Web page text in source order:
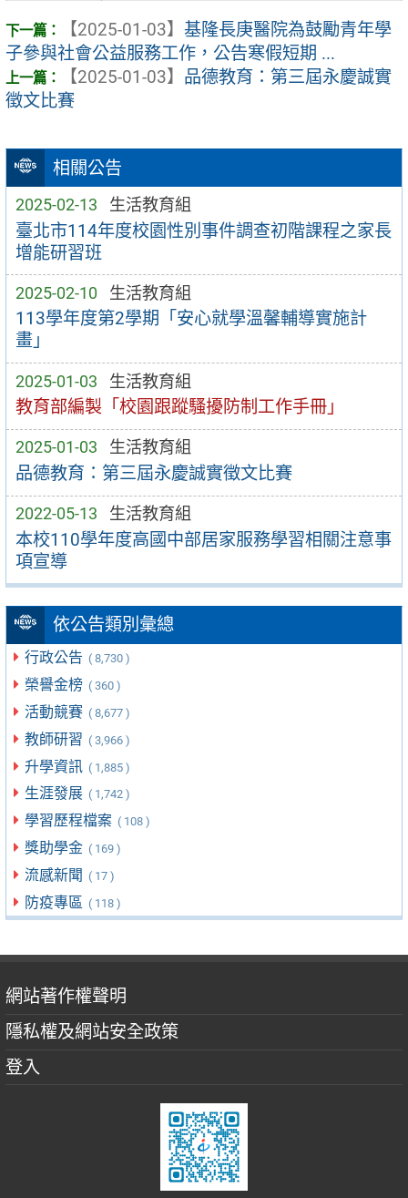
相關公告
2025-02-13 生活教育組
臺北市114年度校園性別事件調查初階課程之家長
增能研習班
2025-02-10 生活教育組
113學年度第2學期「安心就學溫馨輔導實施計
畫」
2025-01-03 生活教育組
教育部編製「校園跟蹤騷擾防制工作手冊」
2025-01-03 生活教育組
品德教育：第三屆永慶誠實徵文比賽
2022-05-13 生活教育組
本校110學年度高國中部居家服務學習相關注意事
項宣導
依公告類別彙總
行政公告 ( 8,730 )
榮譽金榜 ( 360 )
活動競賽 ( 8,677 )
教師研習 ( 3,966 )
升學資訊 ( 1,885 )
生涯發展 ( 1,742 )
學習歷程檔案 ( 108 )
獎助學金 ( 169 )
流感新聞 ( 17 )
防疫專區 ( 118 )
【2025-01-03】 基隆長庚醫院為鼓勵青年學
子參與社會公益服務工作，公告寒假短期 ...
【2025-01-03】 品德教育：第三屆永慶誠實
徵文比賽
網站著作權聲明
隱私權及網站安全政策
登入